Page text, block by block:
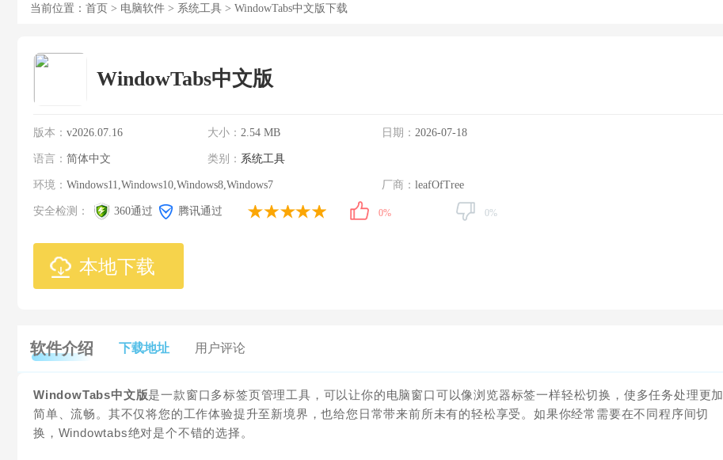
当前位置： 首页 > 电脑软件 > 系统工具 > WindowTabs中文版下载
WindowTabs中文版
版本： v2026.07.16 大小： 2.54 MB 日期： 2026-07-18
语言： 简体中文 类别： 系统工具
环境： Windows11,Windows10,Windows8,Windows7 厂商： leafOfTree
安全检测： 360通过 腾讯通过 0% 0%
本地下载
软件介绍 下载地址 用户评论
WindowTabs中文版是一款窗口多标签页管理工具，可以让你的电脑窗口可以像浏览器标签一样轻松切换，使多任务处理更加
简单、流畅。其不仅将您的工作体验提升至新境界，也给您日常带来前所未有的轻松享受。如果你经常需要在不同程序间切
换，Windowtabs绝对是个不错的选择。